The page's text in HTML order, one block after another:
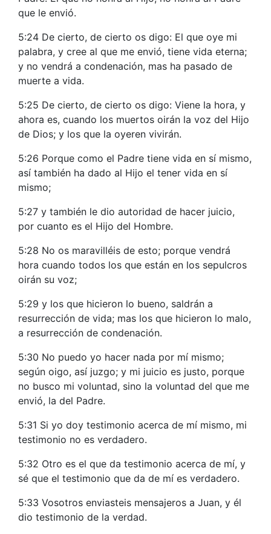
que le envió.
5:24 De cierto, de cierto os digo: El que oye mi
palabra, y cree al que me envió, tiene vida eterna;
y no vendrá a condenación, mas ha pasado de
muerte a vida.
5:25 De cierto, de cierto os digo: Viene la hora, y
ahora es, cuando los muertos oirán la voz del Hijo
de Dios; y los que la oyeren vivirán.
5:26 Porque como el Padre tiene vida en sí mismo,
así también ha dado al Hijo el tener vida en sí
mismo;
5:27 y también le dio autoridad de hacer juicio,
por cuanto es el Hijo del Hombre.
5:28 No os maravilléis de esto; porque vendrá
hora cuando todos los que están en los sepulcros
oirán su voz;
5:29 y los que hicieron lo bueno, saldrán a
resurrección de vida; mas los que hicieron lo malo,
a resurrección de condenación.
5:30 No puedo yo hacer nada por mí mismo;
según oigo, así juzgo; y mi juicio es justo, porque
no busco mi voluntad, sino la voluntad del que me
envió, la del Padre.
5:31 Si yo doy testimonio acerca de mí mismo, mi
testimonio no es verdadero.
5:32 Otro es el que da testimonio acerca de mí, y
sé que el testimonio que da de mí es verdadero.
5:33 Vosotros enviasteis mensajeros a Juan, y él
dio testimonio de la verdad.